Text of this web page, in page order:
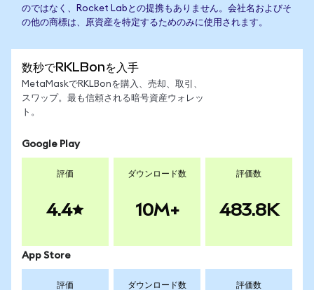
のではなく、Rocket Labとの提携もありません。会社名およびそ
の他の商標は、原資産を特定するためのみに使用されます。
数秒でRKLBonを入手
MetaMaskでRKLBonを購入、売却、取引、
スワップ。最も信頼される暗号資産ウォレッ
ト。
Google Play
評価
4.4
ダウンロード数
10M+
評価数
483.8K
App Store
評価 ダウンロード数 評価数